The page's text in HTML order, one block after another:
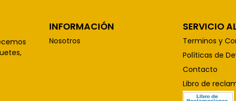
INFORMACIÓN
Nosotros
SERVICIO
Terminos y
Políticas de
Contacto
Libro de